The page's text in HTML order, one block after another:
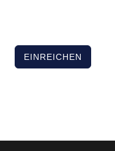
EINREICHEN